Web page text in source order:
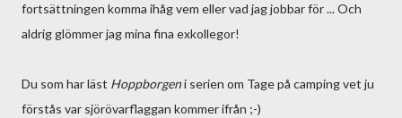
fortsättningen komma ihåg vem eller vad jag jobbar för ... Och
aldrig glömmer jag mina fina exkollegor!
Du som har läst Hoppborgeni serien om Tage på camping vet ju
förstås var sjörövarflaggan kommer ifrån ;-)